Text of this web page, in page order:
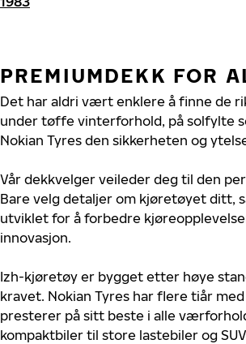
PREMIUMDEKK FOR
Det har aldri vært enklere å finne de
under tøffe vinterforhold, på solfylte
Nokian Tyres den sikkerheten og
Vår dekkvelger veileder deg til den
Bare velg detaljer om kjøretøyet ditt,
utviklet for å forbedre
innovasjon.
Izh-kjøretøy er bygget etter høye
kravet. Nokian Tyres har flere tiår
presterer på sitt beste i alle
kompaktbiler til store lastebiler og